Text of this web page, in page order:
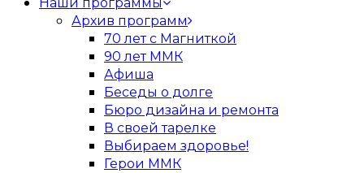
Наши программы
Архив программ
70 лет с Магниткой
90 лет ММК
Афиша
Беседы о долге
Бюро дизайна и ремонта
В своей тарелке
Выбираем здоровье!
Герои ММК